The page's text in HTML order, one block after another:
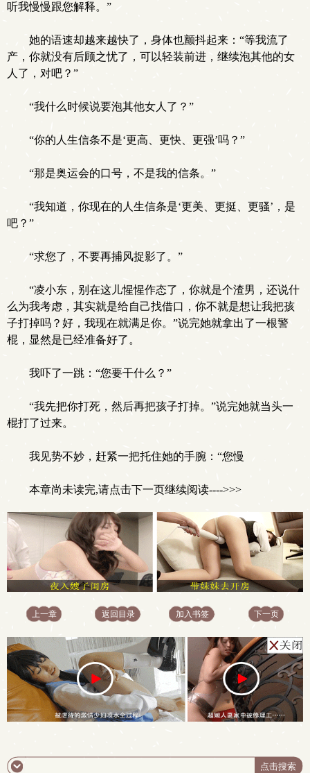
听我慢慢跟您解释。”
她的语速却越来越快了，身体也颤抖起来：“等我流了
产，你就没有后顾之忧了，可以轻装前进，继续泡其他的女
人了，对吧？”
“我什么时候说要泡其他女人了？”
“你的人生信条不是‘更高、更快、更强’吗？”
“那是奥运会的口号，不是我的信条。”
“我知道，你现在的人生信条是‘更美、更挺、更骚’，是
吧？”
“求您了，不要再捕风捉影了。”
“凌小东，别在这儿惺惺作态了，你就是个渣男，还说什
么为我考虑，其实就是给自己找借口，你不就是想让我把孩
子打掉吗？好，我现在就满足你。”说完她就拿出了一根警
棍，显然是已经准备好了。
我吓了一跳：“您要干什么？”
“我先把你打死，然后再把孩子打掉。”说完她就当头一
棍打了过来。
我见势不妙，赶紧一把托住她的手腕：“您慢
本章尚未读完,请点击下一页继续阅读---->>>
上一章 返回目录 加入书签 下一页